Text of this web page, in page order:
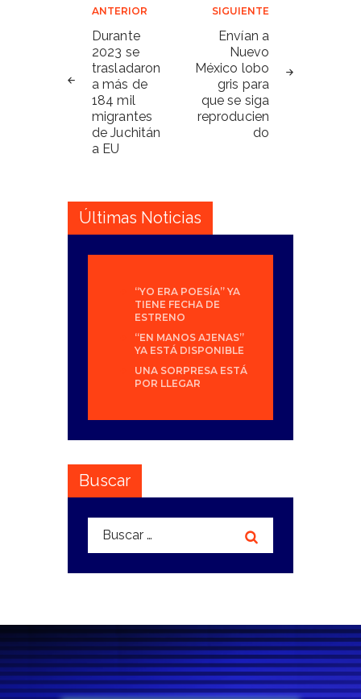
Navegación
de
entradas
ANTERIOR
Durante
2023 se
trasladaron
a más de
184 mil
migrantes
de Juchitán
a EU
SIGUIENTE
Envían a
Nuevo
México lobo
gris para
que se siga
reproducien
do
Últimas Noticias
“YO ERA POESÍA” YA
TIENE FECHA DE
ESTRENO
“EN MANOS AJENAS”
YA ESTÁ DISPONIBLE
UNA SORPRESA ESTÁ
POR LLEGAR
Buscar
Buscar: